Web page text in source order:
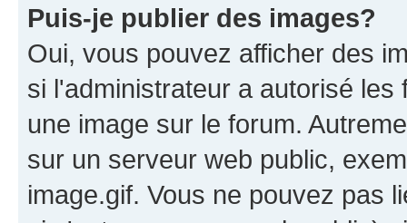
Puis-je publier des images?
Oui, vous pouvez afficher des
si l'administrateur a autorisé
une image sur le forum.
sur un serveur web public,
image.gif. Vous ne pouvez pas